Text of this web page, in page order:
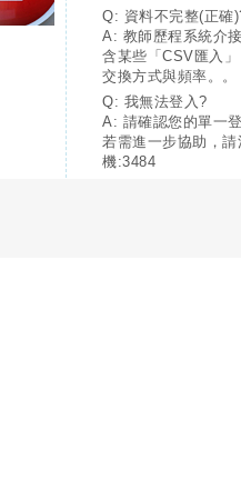
Q: 資料不完整(正確
A: 教師歷程系統介
含某些「CSV匯入
交換方式與頻率。。
Q: 我無法登入?
A: 請確認您的單一
若需進一步協助，
機:3484